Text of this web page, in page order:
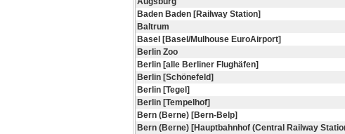
Baden Baden [Railway Station]
Baltrum
Basel [Basel/Mulhouse EuroAirport]
Berlin Zoo
Berlin [alle Berliner Flughäfen]
Berlin [Schönefeld]
Berlin [Tegel]
Berlin [Tempelhof]
Bern (Berne) [Bern-Belp]
Bern (Berne) [Hauptbahnhof (Central Railway